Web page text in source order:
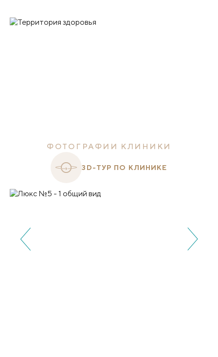
ФОТОГРАФИИ КЛИНИКИ
3D-ТУР ПО КЛИНИКЕ